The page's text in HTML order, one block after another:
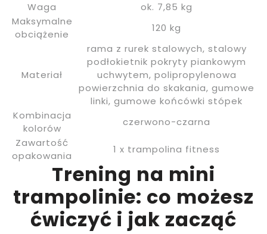
Waga
ok. 7,85 kg
Maksymalne
obciążenie
120 kg
Materiał
rama z rurek stalowych, stalowy
podłokietnik pokryty piankowym
uchwytem, polipropylenowa
powierzchnia do skakania, gumowe
linki, gumowe końcówki stópek
Kombinacja
kolorów
czerwono-czarna
Zawartość
opakowania
1 x trampolina fitness
Trening na mini
trampolinie: co możesz
ćwiczyć i jak zacząć